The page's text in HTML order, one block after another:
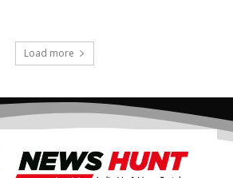
Load more